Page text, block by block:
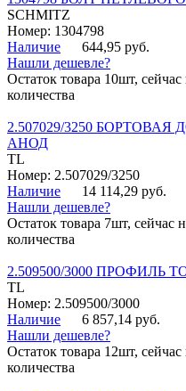
SCHMITZ
Номер: 1304798
Наличие
644,95 руб.
Нашли дешевле?
Остаток товара 10шт, сейчас
количества
2.507029/3250
АНОД
TL
Номер: 2.507029/3250
Наличие
14 114,29 руб.
Нашли дешевле?
Остаток товара 7шт, сейчас
количества
2.509500/3000 ПРОФИЛЬ
TL
Номер: 2.509500/3000
Наличие
6 857,14 руб.
Нашли дешевле?
Остаток товара 12шт, сейчас
количества